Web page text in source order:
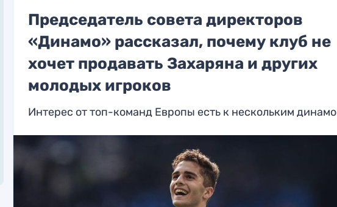
Председатель совета директоров
«Динамо» рассказал, почему клуб не
хочет продавать Захаряна и других
молодых игроков
Интерес от топ-команд Европы есть к нескольким